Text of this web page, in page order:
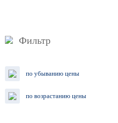
Фильтр
по убыванию цены
по возрастанию цены